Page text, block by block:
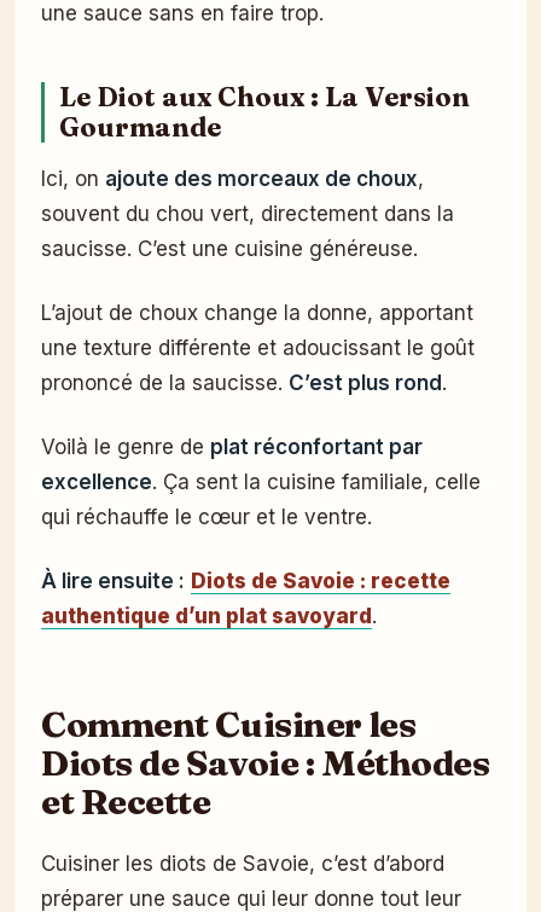
une sauce sans en faire trop.
Le Diot aux Choux : La Version
Gourmande
Ici, on ajoute des morceaux de choux,
souvent du chou vert, directement dans la
saucisse. C’est une cuisine généreuse.
L’ajout de choux change la donne, apportant
une texture différente et adoucissant le goût
prononcé de la saucisse. C’est plus rond .
Voilà le genre de plat réconfortant par
excellence. Ça sent la cuisine familiale, celle
qui réchauffe le cœur et le ventre.
À lire ensuite : Diots de Savoie : recette
authentique d’un plat savoyard .
Comment Cuisiner les
Diots de Savoie : Méthodes
et Recette
Cuisiner les diots de Savoie, c’est d’abord
préparer une sauce qui leur donne tout leur